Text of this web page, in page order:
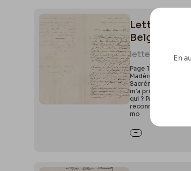
Lettre de
Belgique,
letter 0889
Page 1 Recto :
Madère ! Quelle
Sacrénom de Dieu
m’a pris comme
qui ? Prends donc
reconnu qu’à la
mo
En